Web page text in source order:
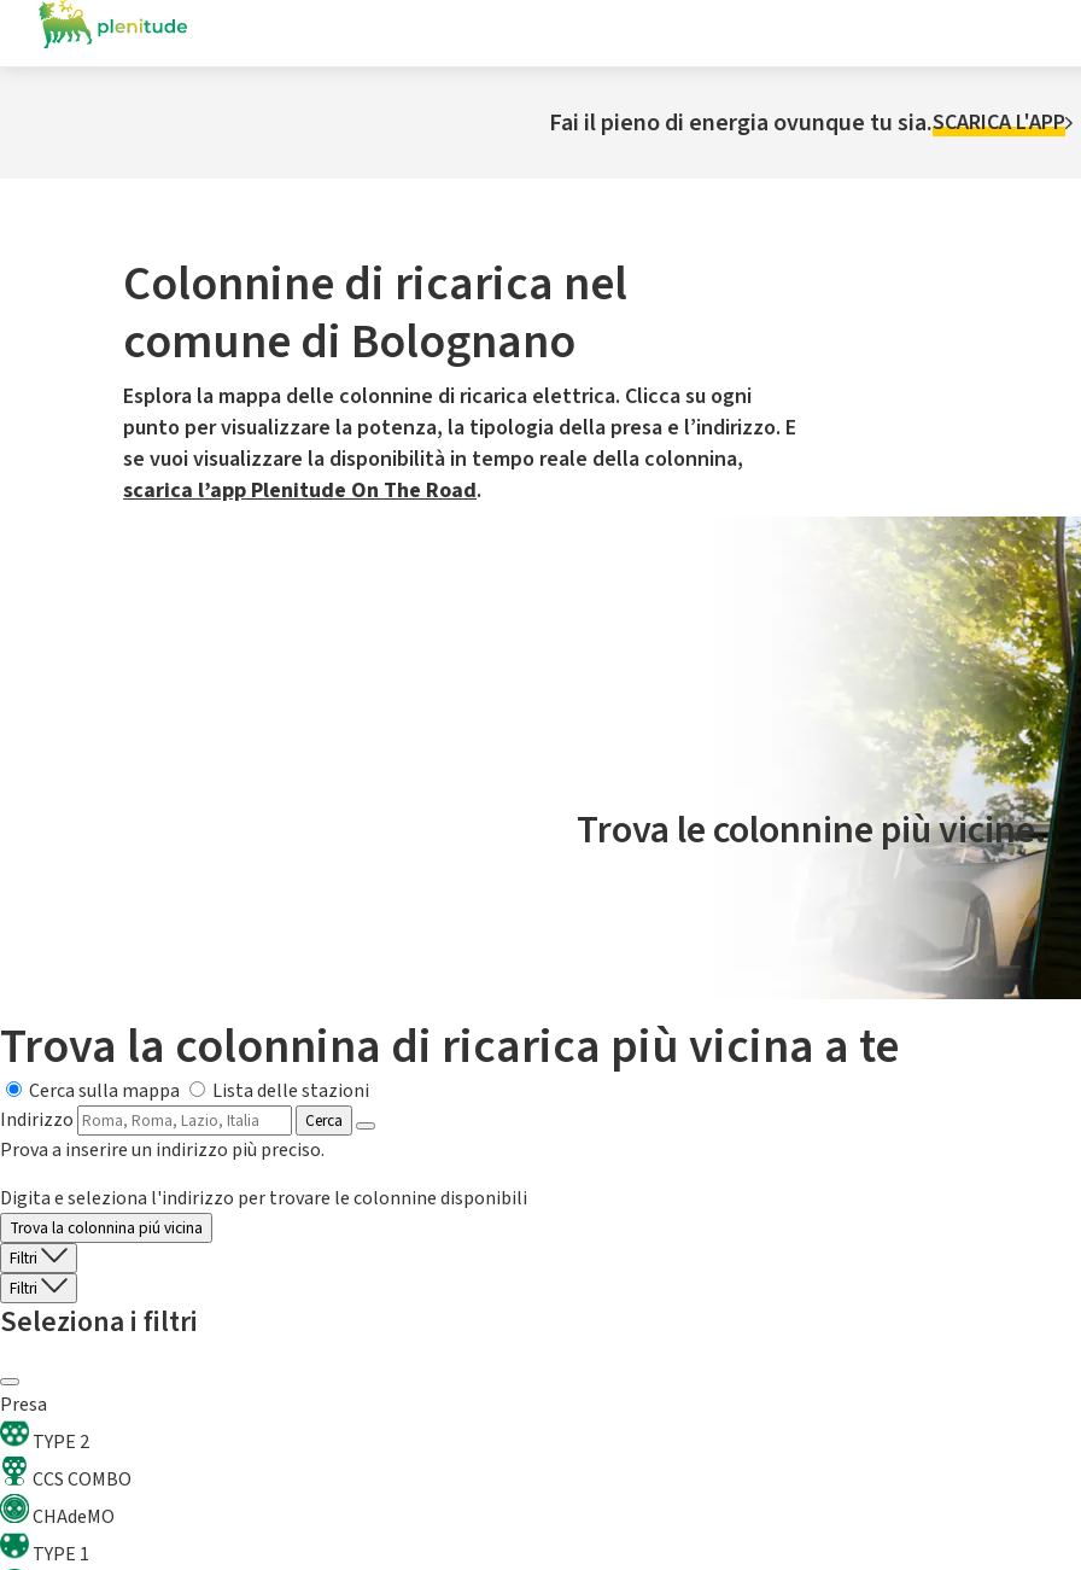
Fai il pieno di energia ovunque tu sia.SCARICA L'APP
Colonnine di ricarica nel
comune di Bolognano
Esplora la mappa delle colonnine di ricarica elettrica. Clicca su ogni
punto per visualizzare la potenza, la tipologia della presa e l’indirizzo. E
se vuoi visualizzare la disponibilità in tempo reale della colonnina,
scarica l’app Plenitude On The Road.
Il servizio di mobilità elettrica è gestito da Plenitude On The Road
Trova le colonnine più vicine.
Trova la colonnina di ricarica più vicina a te
Cerca sulla mappa
Lista delle stazioni
Indirizzo
Cerca
Prova a inserire un indirizzo più preciso.
Digita e seleziona l'indirizzo per trovare le colonnine disponibili
Trova la colonnina piú vicina
Filtri
Filtri
Seleziona i filtri
Presa
TYPE 2
CCS COMBO
CHAdeMO
TYPE 1